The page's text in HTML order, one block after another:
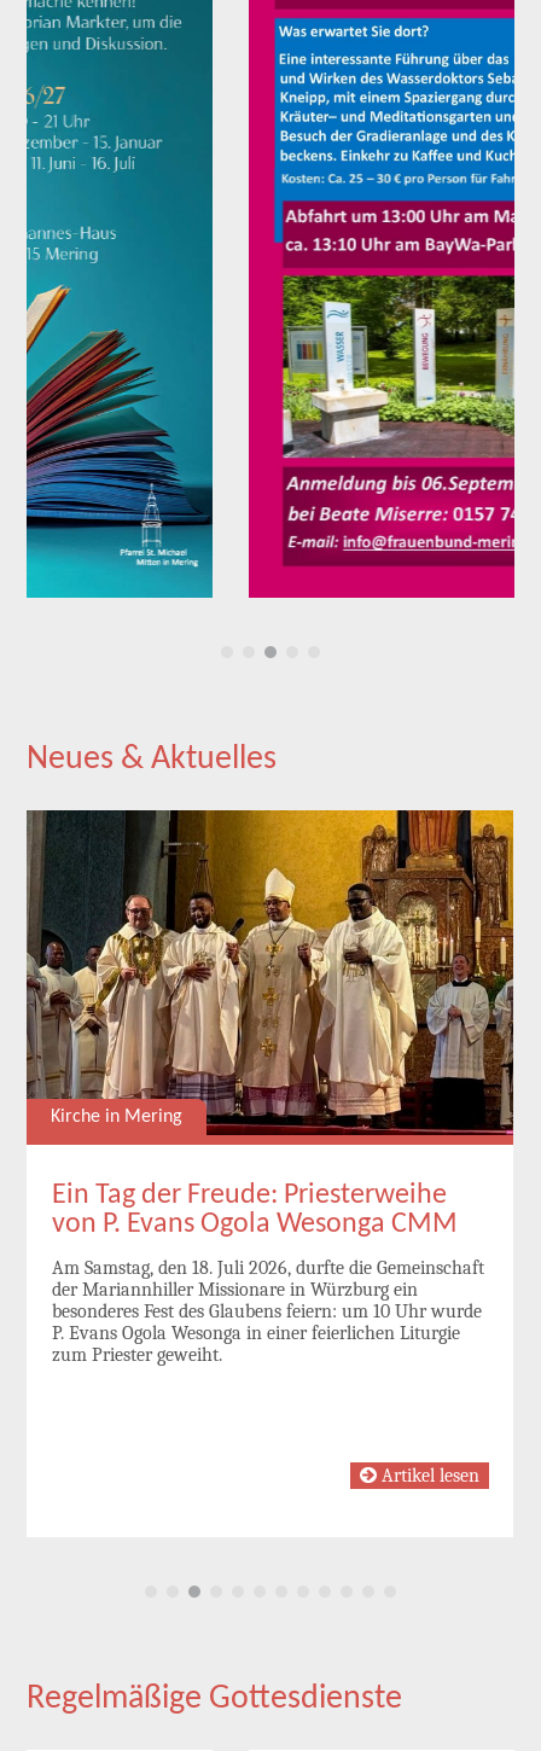
Neues & Aktuelles
Kirche in Mering
Ein Tag der Freude: Priesterweihe
von P. Evans Ogola Wesonga CMM
Am Samstag, den 18. Juli 2026, durfte die Gemeinschaft
der Mariannhiller Missionare in Würzburg ein
besonderes Fest des Glaubens feiern: um 10 Uhr wurde
P. Evans Ogola Wesonga in einer feierlichen Liturgie
zum Priester geweiht.
Artikel lesen
Regelmäßige Gottesdienste